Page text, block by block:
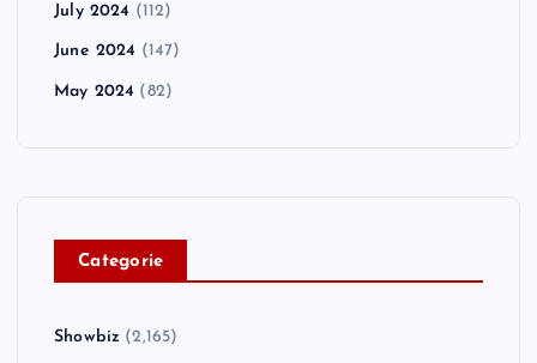
July 2024 (112)
June 2024 (147)
May 2024 (82)
Categorie
Showbiz (2,165)